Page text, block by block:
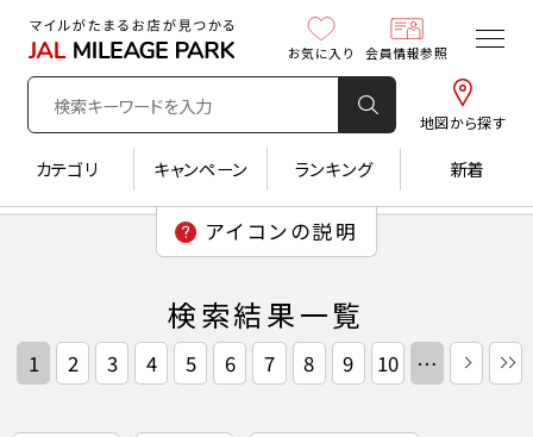
地図から探す
お気に入り 会員情報参照
カテゴリ キャンペーン ランキング 新着
検索結果一覧
1 2 3 4 5 6 7 8 9 10 …